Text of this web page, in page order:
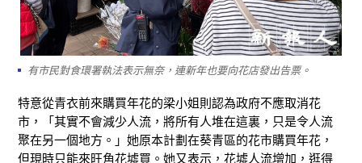
有市民對食環署執法表示無奈，連新年也要向花店發出告票。
特意從青衣前來購買年花的梁小姐則認為政府不應取消花
市，「其實不會減少人流，將所有人堆在這裏，只是令人流
聚在另一個地方。」她原本計劃在葵青區的花市購買年花，
但現時只能來旺角花墟買。她又表示，花墟人流增加，逛得